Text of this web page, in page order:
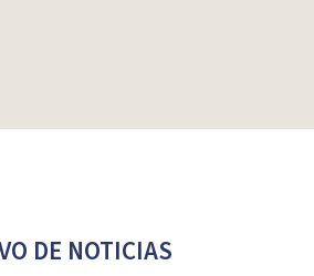
DE NOTICIAS